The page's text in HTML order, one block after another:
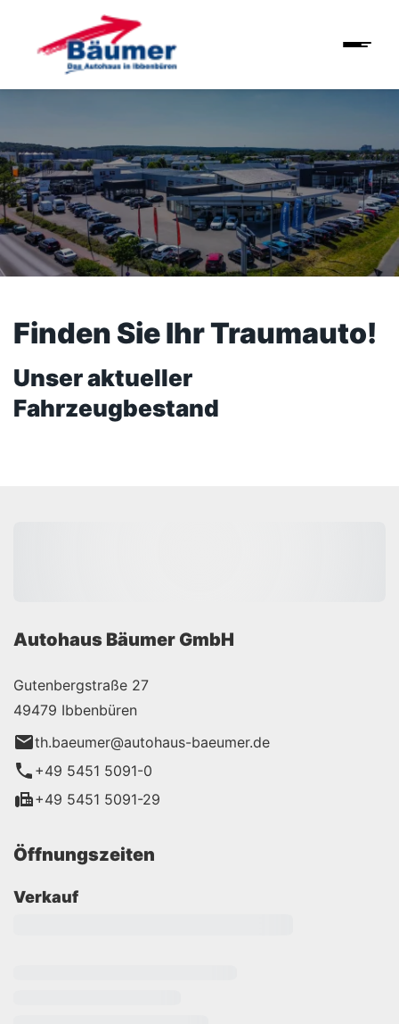
Finden Sie Ihr Traumauto!
Unser aktueller
Fahrzeugbestand
Autohaus Bäumer GmbH
Gutenbergstraße 27
49479 Ibbenbüren
th.baeumer@autohaus-baeumer.de
+49 5451 5091-0
+49 5451 5091-29
Öffnungszeiten
Verkauf